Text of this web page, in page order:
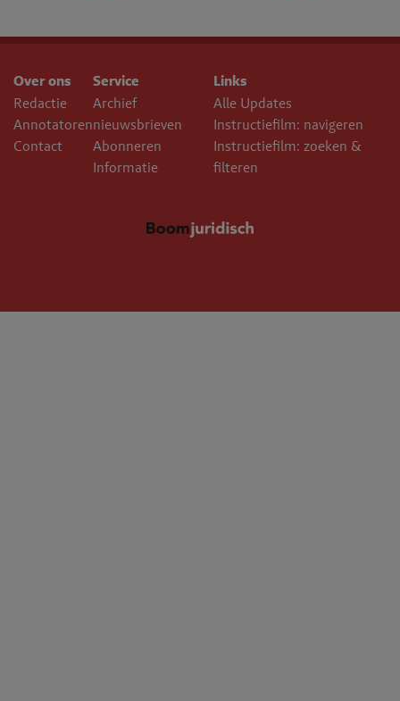
Over ons
Redactie
Annotatoren
Contact
Service
Archief
nieuwsbrieven
Abonneren
Informatie
Links
Alle Updates
Instructiefilm: navigeren
Instructiefilm: zoeken &
filteren